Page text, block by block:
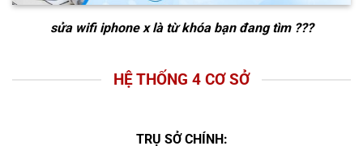
sửa wifi iphone xlà từ khóa bạn đang tìm ???
HỆ THỐNG 4 CƠ SỞ
TRỤ SỞ CHÍNH: